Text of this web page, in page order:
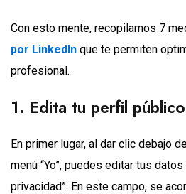
Con esto mente, recopilamos 7
por LinkedIn que te permiten
profesional.
1. Edita tu perfil público
En primer lugar, al dar clic debajo
menú “Yo”, puedes editar tus
privacidad”. En este campo, se